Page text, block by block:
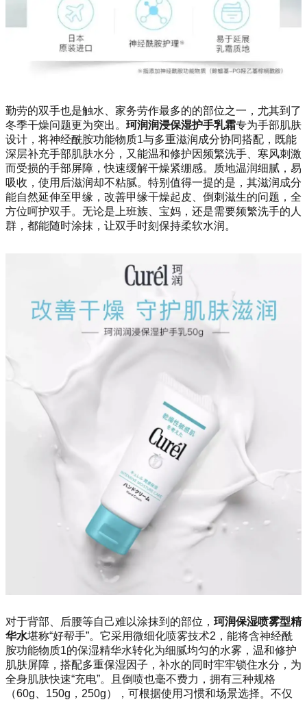
勤劳的双手也是触水、家务劳作最多的的部位之一，尤其到了
冬季干燥问题更为突出。 珂润润浸保湿护手乳霜专为手部肌肤
设计，将神经酰胺功能物质1与多重滋润成分协同搭配，既能
深层补充手部肌肤水分，又能温和修护因频繁洗手、寒风刺激
而受损的手部屏障，快速缓解干燥紧绷感。质地温润细腻，易
吸收，使用后滋润却不粘腻。特别值得一提的是，其滋润成分
能自然延伸至甲缘，改善甲缘干燥起皮、倒刺滋生的问题，全
方位呵护双手。无论是上班族、宝妈，还是需要频繁洗手的人
群，都能随时涂抹，让双手时刻保持柔软水润。
对于背部、后腰等自己难以涂抹到的部位， 珂润保湿喷雾型精
华水堪称“好帮手”。它采用微细化喷雾技术2，能将含神经酰
胺功能物质1的保湿精华水转化为细腻均匀的水雾，温和修护
肌肤屏障，搭配多重保湿因子，补水的同时牢牢锁住水分，为
全身肌肤快速“充电”。且倒喷也毫不费力，拥有三种规格
（60g、150g，250g），可根据使用习惯和场景选择。不仅